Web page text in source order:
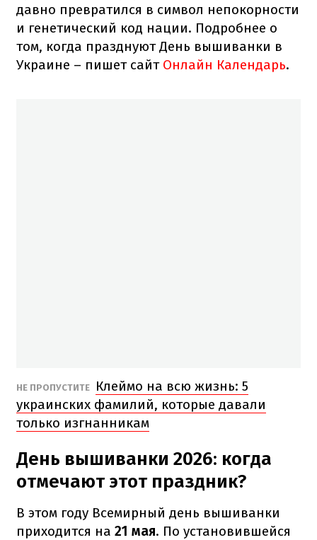
давно превратился в символ непокорности
и генетический код нации. Подробнее о
том, когда празднуют День вышиванки в
Украине – пишет сайт Онлайн Календарь.
НЕ ПРОПУСТИТЕ
Клеймо на всю жизнь: 5
украинских фамилий, которые давали
только изгнанникам
День вышиванки 2026: когда
отмечают этот праздник?
В этом году Всемирный день вышиванки
приходится на 21 мая. По установившейся